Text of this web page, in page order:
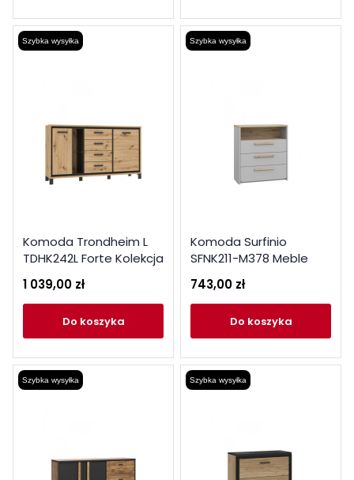
Szybka wysyłka
Komoda Trondheim L
TDHK242L Forte Kolekcja
Trondheim
1 039,00 zł
do koszyka
Szybka wysyłka
Komoda Surfinio
SFNK211-M378 Meble
Forte kolekcja Surfinio
743,00 zł
do koszyka
Szybka wysyłka Szybka wysyłka